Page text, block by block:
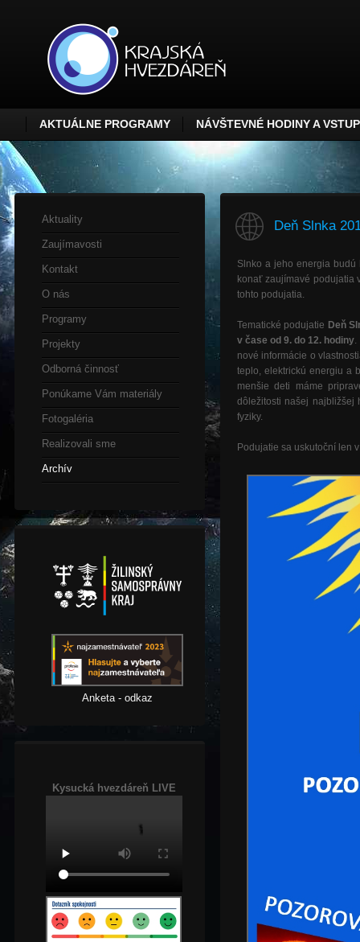
AKTUÁLNE PROGRAMY NÁVŠTEVNÉ HODINY A
Aktuality
Zaujímavosti
Kontakt
O nás
Programy
Projekty
Odborná činnosť
Ponúkame Vám materiály
Fotogaléria
Realizovali sme
Archív
Anketa - odkaz
Kysucká hvezdáreň LIVE
Deň Slnka
Slnko a jeho energia
konať zaujímavé podujatia
tohto podujatia.
Tematické podujatie Deň
v čase od 9. do 12. hodiny.
nové informácie o
teplo, elektrickú energiu a
menšie deti máme
dôležitosti našej najbližšej
fyziky.
Podujatie sa uskutoční len